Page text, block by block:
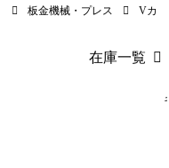
板金機械・プレス
Vカ
在庫一覧
工作機械